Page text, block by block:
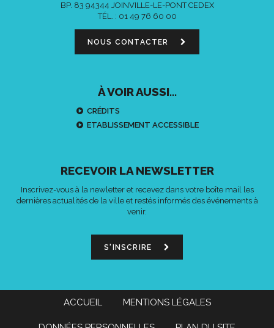
BP. 83 94344 JOINVILLE-LE-PONT CEDEX
TÉL. : 01 49 76 60 00
NOUS CONTACTER
À VOIR AUSSI...
CRÉDITS
ETABLISSEMENT ACCESSIBLE
RECEVOIR LA NEWSLETTER
Inscrivez-vous à la newletter et recevez dans votre boîte mail les
dernières actualités de la ville et restés informés des événements à
venir.
S'INSCRIRE
ACCUEIL MENTIONS LÉGALES